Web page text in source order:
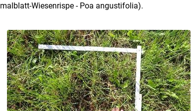
Wiesenrispe - Poa angustifolia).